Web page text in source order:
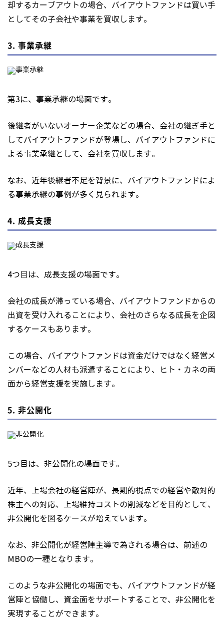
却するカーブアウトの場合、バイアウトファンドは買い手
としてその子会社や事業を買収します。
3. 事業承継
第3に、事業承継の場面です。
後継者がいないオーナー企業などの場合、会社の継ぎ手と
してバイアウトファンドが登場し、バイアウトファンドに
よる事業承継として、会社を買収します。
なお、近年後継者不足を背景に、バイアウトファンドによ
る事業承継の事例が多く見られます。
4. 成長支援
4つ目は、成長支援の場面です。
会社の成長が滞っている場合、バイアウトファンドからの
出資を受け入れることにより、会社のさらなる成長を企図
するケースもあります。
この場合、バイアウトファンドは資金だけではなく経営メ
ンバーなどの人材も派遣することにより、ヒト・カネの両
面から経営支援を実施します。
5. 非公開化
5つ目は、非公開化の場面です。
近年、上場会社の経営陣が、長期的視点での経営や敵対的
株主への対応、上場維持コストの削減などを目的として、
非公開化を図るケースが増えています。
なお、非公開化が経営陣主導で為される場合は、前述の
MBOの一種となります。
このような非公開化の場面でも、バイアウトファンドが経
営陣と協働し、資金面をサポートすることで、非公開化を
実現することができます。